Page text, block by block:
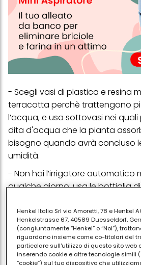
- Scegli vasi di plastica e resina
terracotta perchè trattengono
l’acqua, e usa sottovasi nei
dita d'acqua che la pianta
bisogno quando avrà concluso
umidità.
- Non hai l’irrigatore automatico
qualche giorno: usa le bottiglia
sul tappo in modo che l’acqua
lentamente.
- Fai in modo che la terra
distribuendo sopra il terriccio
Henkel Italia Srl via Amoretti, 78 e Henkel
Henkelstrasse 67, 40589 Duesseldorf,
(congiuntamente “Henkel” o “Noi”),
riguardano insieme come co-titolari del
particolare sull'utilizzo di questo sito web
inserendo cookie e altre tecnologie simili
“cookie”) sul tuo dispositivo che